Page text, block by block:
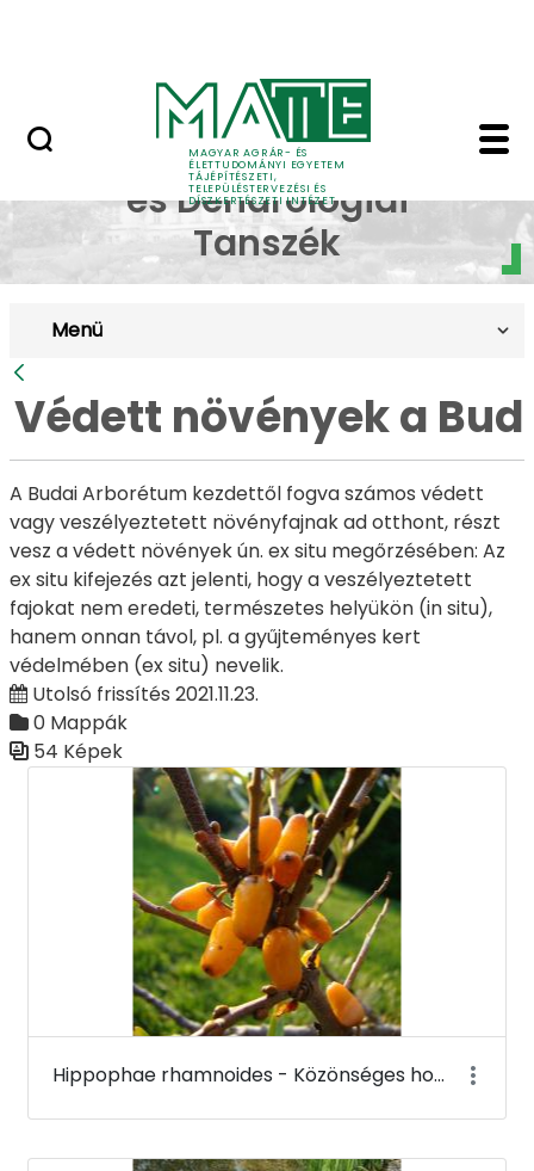
MAGYAR AGRÁR- ÉS
ÉLETTUDOMÁNYI EGYETEM
TÁJÉPÍTÉSZETI,
TELEPÜLÉSTERVEZÉSI ÉS
DÍSZKERTÉSZETI INTÉZET
Védett növények a
Dísznövénytermesztési
és Dendrológiai
Tanszék
Menü
Vissza
Védett növények a
A Budai Arborétum kezdettől fogva számos védett
vagy veszélyeztetett növényfajnak ad otthont, részt
vesz a védett növények ún. ex situ megőrzésében: Az
ex situ kifejezés azt jelenti, hogy a veszélyeztetett
fajokat nem eredeti, természetes helyükön (in situ),
hanem onnan távol, pl. a gyűjteményes kert
védelmében (ex situ) nevelik.
Utolsó frissítés 2021.11.23.
0 Mappák
54 Képek
Hippophae rhamnoides - Közönséges homoktövis (termése) - Budai Arborétum